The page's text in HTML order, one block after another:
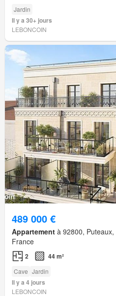
Jardin
Il y a 30+ jours
LEBONCOIN
489 000 €
Appartement à 92800,
France
2 44 m²
Cave Jardin
Il y a 4 jours
LEBONCOIN